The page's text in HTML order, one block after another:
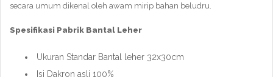
secara umum dikenal oleh awam mirip bahan beludru.
Spesifikasi Pabrik Bantal Leher
Ukuran Standar Bantal leher 32x30cm
Isi Dakron asli 100%